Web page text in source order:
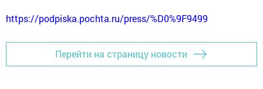
https://podpiska.pochta.ru/press/%D0%9F9499
Перейти на страницу новости